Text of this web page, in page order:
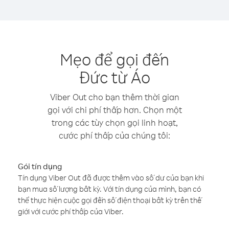
Mẹo để gọi đến
Đức từ Áo
Viber Out cho bạn thêm thời gian
gọi với chi phí thấp hơn. Chọn một
trong các tùy chọn gọi linh hoạt,
cước phí thấp của chúng tôi:
Gói tín dụng
Tín dụng Viber Out đã được thêm vào số dư của bạn khi
bạn mua số lượng bất kỳ. Với tín dụng của mình, bạn có
thể thực hiện cuộc gọi đến số điện thoại bất kỳ trên thế
giới với cước phí thấp của Viber.